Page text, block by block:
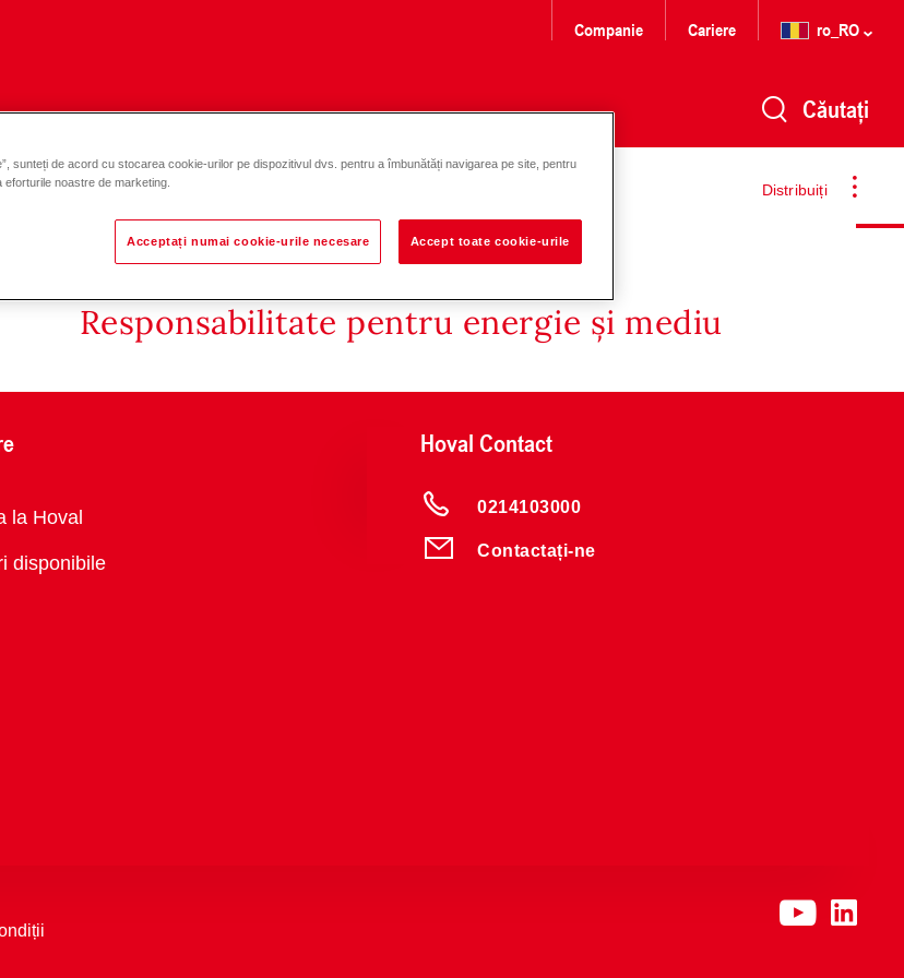
Companie Cariere ro_RO
Căutați
Distribuiți
Responsabilitate pentru energie și mediu
la Hoval
disponibile
Hoval Contact
0214103000
Contactați-ne
sunteți de acord cu stocarea cookie-urilor pe dispozitivul dvs. pentru a îmbunătăți navigarea pe site, pentru
noastre de marketing.
Acceptați numai cookie-urile necesare Accept toate cookie-urile